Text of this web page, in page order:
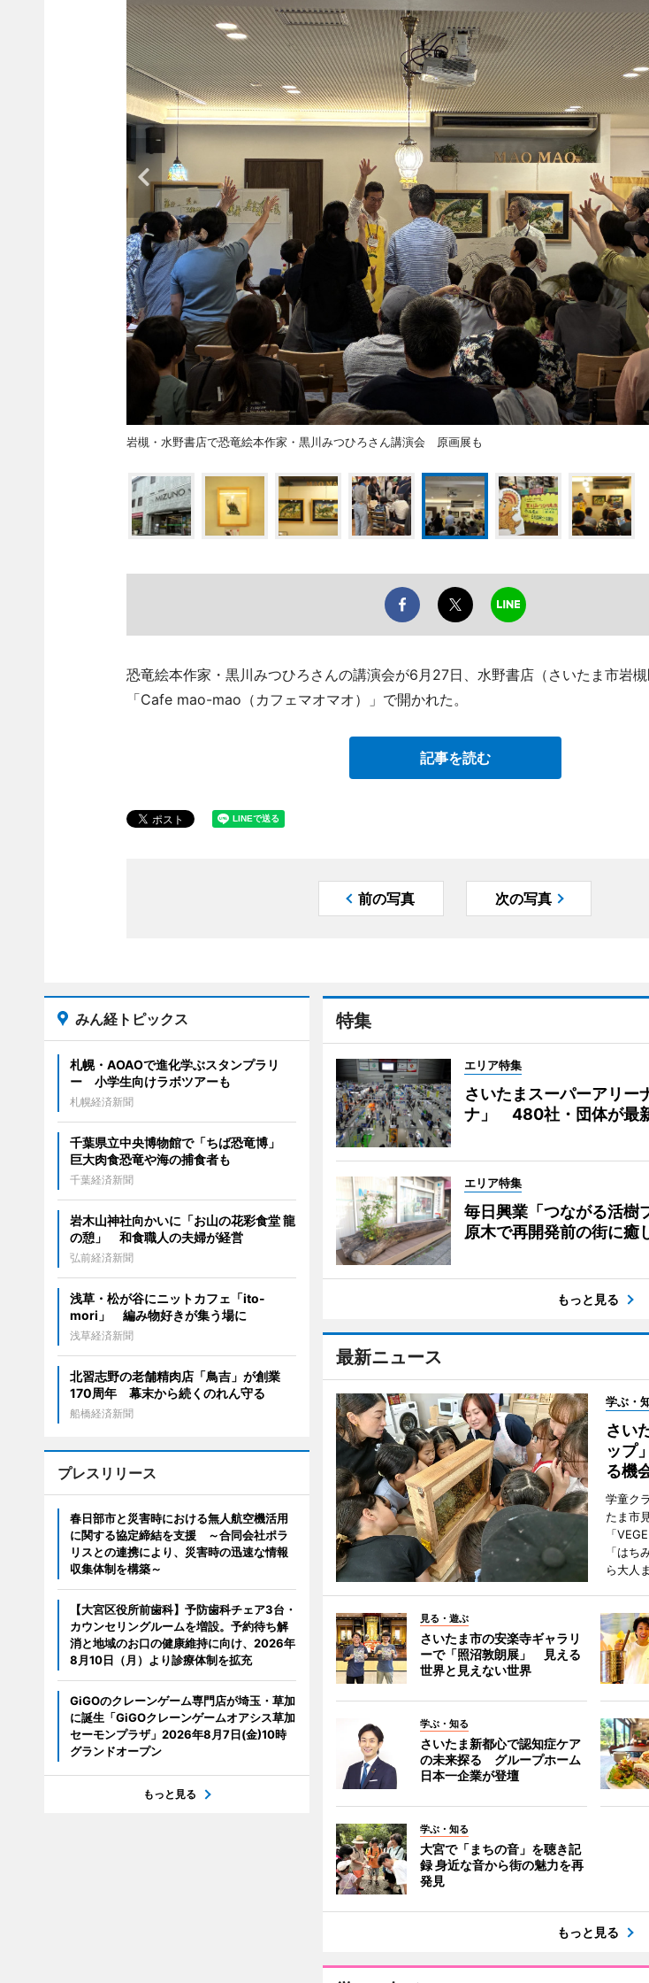
岩槻・水野書店で恐竜絵本作家・黒川みつひろさん講演会 原画展も
恐竜絵本作家・黒川みつひろさんの講演会が6月27日、水野書店（さいたま市岩
「Cafe mao-mao（カフェマオマオ）」で開かれた。
記事を読む
前の写真 次の写真
特集
エリア特集
さいたまスーパーアリー
ナ」 480社・団体が最
エリア特集
毎日興業「つながる活
原木で再開発前の街に癒
もっと見る
最新ニュース
学ぶ・
さい
ップ
る機
学童ク
たま市
「
「はち
ら大人
見る・遊ぶ
さいたま市の安楽寺ギャラリ
ーで「照沼敦朗展」 見える
世界と見えない世界
学ぶ・知る
さいたま新都心で認知症ケア
の未来探る グループホーム
日本一企業が登壇
学ぶ・知る
大宮で「まちの音」を聴き記
録 身近な音から街の魅力を再
発見
もっと見る
みん経トピックス
札幌・AOAOで進化学ぶスタンプラリ
ー 小学生向けラボツアーも
札幌経済新聞
千葉県立中央博物館で「ちば恐竜博」
巨大肉食恐竜や海の捕食者も
千葉経済新聞
岩木山神社向かいに「お山の花彩食堂 龍
の憩」 和食職人の夫婦が経営
弘前経済新聞
浅草・松が谷にニットカフェ「ito-
mori」 編み物好きが集う場に
浅草経済新聞
北習志野の老舗精肉店「鳥吉」が創業
170周年 幕末から続くのれん守る
船橋経済新聞
プレスリリース
春日部市と災害時における無人航空機活用
に関する協定締結を支援 ～合同会社ポラ
リスとの連携により、災害時の迅速な情報
収集体制を構築～
【大宮区役所前歯科】予防歯科チェア3台・
カウンセリングルームを増設。予約待ち解
消と地域のお口の健康維持に向け、2026年
8月10日（月）より診療体制を拡充
GiGOのクレーンゲーム専門店が埼玉・草加
に誕生「GiGOクレーンゲームオアシス草加
セーモンプラザ」2026年8月7日(金)10時
グランドオープン
もっと見る